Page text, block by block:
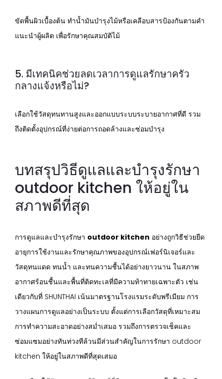
ขัดพื้นผิวเบื้องต้น ทำน้ำมันบำรุงไม้หรือเคลือบสารป้องกันตามคำ
แนะนำผู้ผลิต เพื่อรักษาคุณสมบัติไม้
5. มีเทคนิคช่วยลดเวลาการดูแลรักษาครัว
กลางแจ้งหรือไม่?
เลือกใช้วัสดุทนทานสูงและออกแบบระบบระบายอากาศที่ดี รวม
ถึงติดตั้งอุปกรณ์ที่ง่ายต่อการถอดล้างและซ่อมบำรุง
บทสรุปวิธีดูแลและบำรุงรักษา
outdoor kitchen ให้อยู่ใน
สภาพดีที่สุด
การดูแลและบำรุงรักษา outdoor kitchen อย่างถูกวิธีช่วยยืด
อายุการใช้งานและรักษาคุณภาพของอุปกรณ์เฟอร์นิเจอร์และ
วัสดุทนแดด ทนน้ำ และทนความชื้นได้อย่างยาวนาน ในสภาพ
อากาศร้อนชื้นและพื้นที่ติดทะเลที่มีความท้าทายเฉพาะตัว เช่น
เดียวกับที่ SHUNTHAI เน้นมาตรฐานโรงแรมระดับพรีเมียม การ
วางแผนการดูแลอย่างเป็นระบบ ตั้งแต่การเลือกวัสดุที่เหมาะสม
การทำความสะอาดอย่างสม่ำเสมอ รวมถึงการตรวจเช็คและ
ซ่อมแซมอย่างทันท่วงทีล้วนมีส่วนสำคัญในการรักษา outdoor
kitchen ให้อยู่ในสภาพดีที่สุดเสมอ